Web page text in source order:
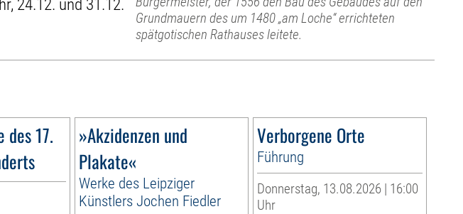
24.12. und 31.12.
Grundmauern des um 1480 „am Loche“ errichteten
spätgotischen Rathauses leitete.
des 17.
»Akzidenzen und
Plakate«
Werke des Leipziger
Künstlers Jochen Fiedler
Verborgene Orte
Führung
Donnerstag, 13.08.2026 | 16:00
Uhr